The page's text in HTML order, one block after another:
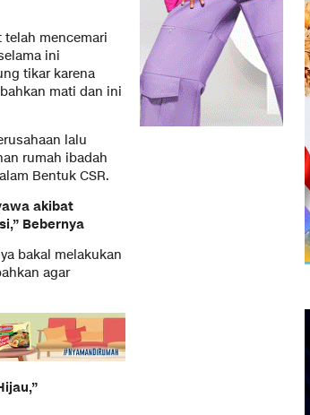
telah mencemari
ini
tikar karena
mati dan ini
lalu
rumah ibadah
Bentuk CSR.
akibat
Bebernya
bakal melakukan
agar